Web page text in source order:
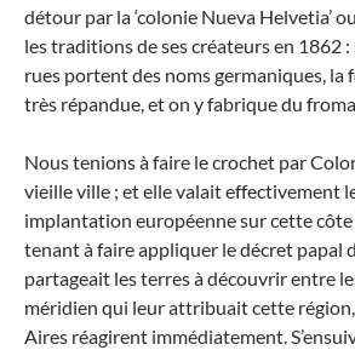
détour par la ‘colonie Nueva Helvetia’
les traditions de ses créateurs en 1862
rues portent des noms germaniques, la
très répandue, et on y fabrique du
Nous tenions à faire le crochet par
vieille ville ; et elle valait effectivement
implantation européenne sur cette
tenant à faire appliquer le décret papal
partageait les terres à découvrir entre
méridien qui leur attribuait cette
Aires réagirent immédiatement.